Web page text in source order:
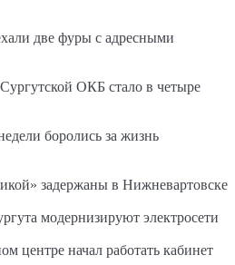
две фуры с адресными
ОКБ стало в четыре
боролись за жизнь
задержаны в Нижневартовске
модернизируют электросети
центре начал работать кабинет